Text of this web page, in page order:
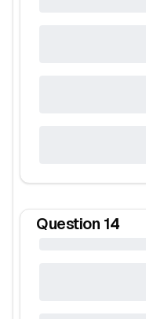
Question 14